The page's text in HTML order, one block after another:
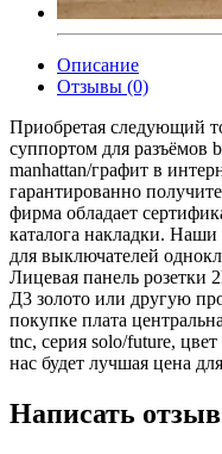
Описание
Отзывы (0)
Приобретая следующий
суппортом для разъёмов
manhattan/графит в
гарантированно
фирма обладает
каталога накладки.
для выключателей
Лицевая панель розетки
Д3 золото или другую
покупке плата
tnc, серия solo/future,
нас будет лучшая цена
Написать отзыв